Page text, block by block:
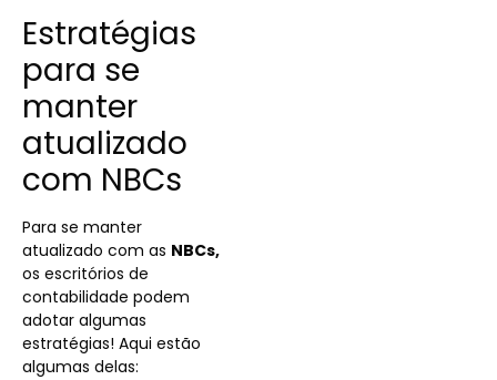
Estratégias
para se
manter
atualizado
com NBCs
Para se manter
atualizado com as NBCs,
os escritórios de
contabilidade podem
adotar algumas
estratégias! Aqui estão
algumas delas: